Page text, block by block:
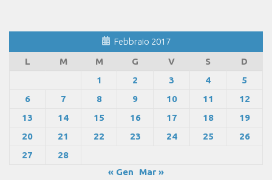
Febbraio 2017
L
M M G V S
D
1
2 3 4
5
6
7 8 9 10 11
12
13
14 15 16 17 18
19
20
21 22 23 24 25
26
27
28
« Gen
Mar »